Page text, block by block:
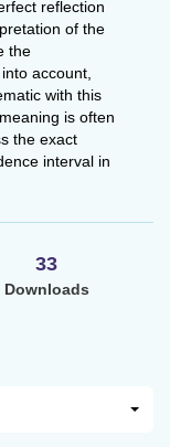
reflection
of the
the
account,
with this
is often
the exact
interval in
33
Downloads